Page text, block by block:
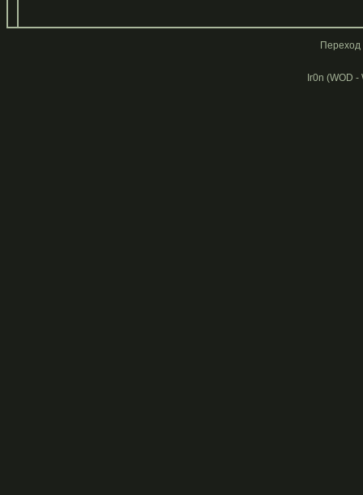
Переход
Ir0n (WOD